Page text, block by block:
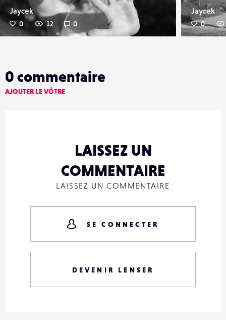
Jaycek
0 12 0
Jaycek
0
0 commentaire
AJOUTER LE VÔTRE
LAISSEZ UN
COMMENTAIRE
LAISSEZ UN COMMENTAIRE
SE CONNECTER
DEVENIR LENSER